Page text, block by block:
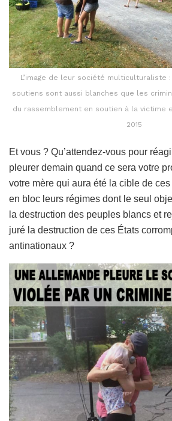
L’image de leur société multiculturaliste
soutiens sont aussi blanches que les
du rassemblement en soutien à la victime
2015
Et vous ? Qu’attendez-vous pour
pleurer demain quand ce sera votre
votre mère qui aura été la cible de
en bloc leurs régimes dont le seul
la destruction des peuples blancs et
juré la destruction de ces États
antinationaux ?